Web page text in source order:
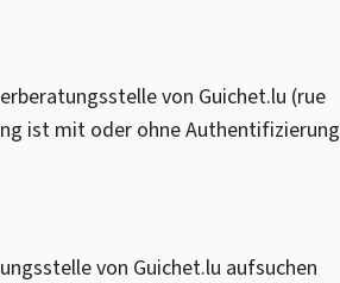
von Guichet.lu (rue
ist mit oder ohne Authentifizierung
von Guichet.lu aufsuchen